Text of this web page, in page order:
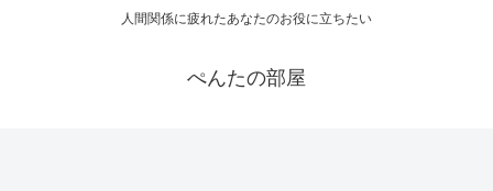
人間関係に疲れたあなたのお役に立ちたい
ぺんたの部屋